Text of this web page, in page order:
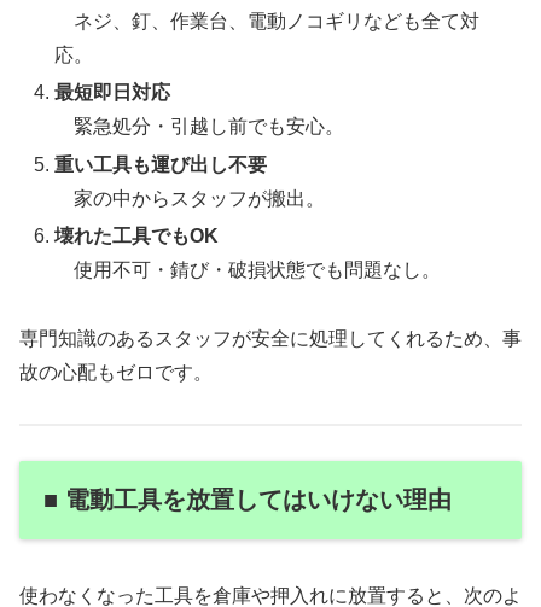
ネジ、釘、作業台、電動ノコギリなども全て対
応。
最短即日対応
緊急処分・引越し前でも安心。
重い工具も運び出し不要
家の中からスタッフが搬出。
壊れた工具でもOK
使用不可・錆び・破損状態でも問題なし。
専門知識のあるスタッフが安全に処理してくれるため、事
故の心配もゼロです。
■ 電動工具を放置してはいけない理由
使わなくなった工具を倉庫や押入れに放置すると、次のよ